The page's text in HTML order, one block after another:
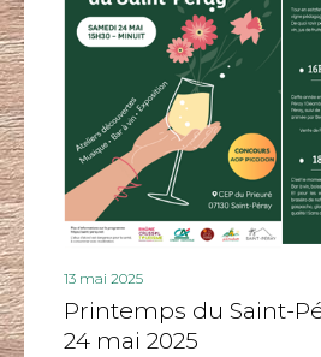
13 mai 2025
Printemps du Saint-
24 mai 2025